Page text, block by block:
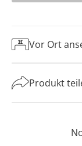
Vor Ort
Produkt